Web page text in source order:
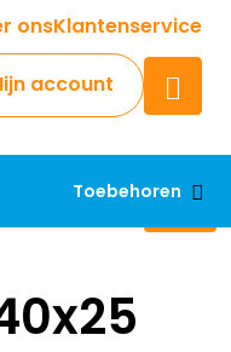
onsKlantenservice
account
Toebehoren
op uw vraag
chatbot